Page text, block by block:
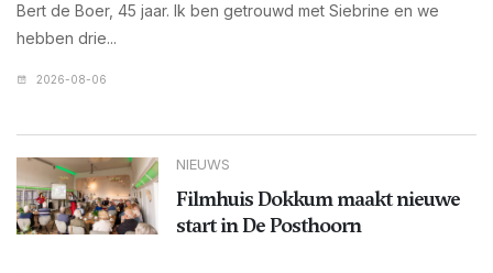
Bert de Boer, 45 jaar. Ik ben getrouwd met Siebrine en we
hebben drie...
2026-08-06
NIEUWS
Filmhuis Dokkum maakt nieuwe
start in De Posthoorn